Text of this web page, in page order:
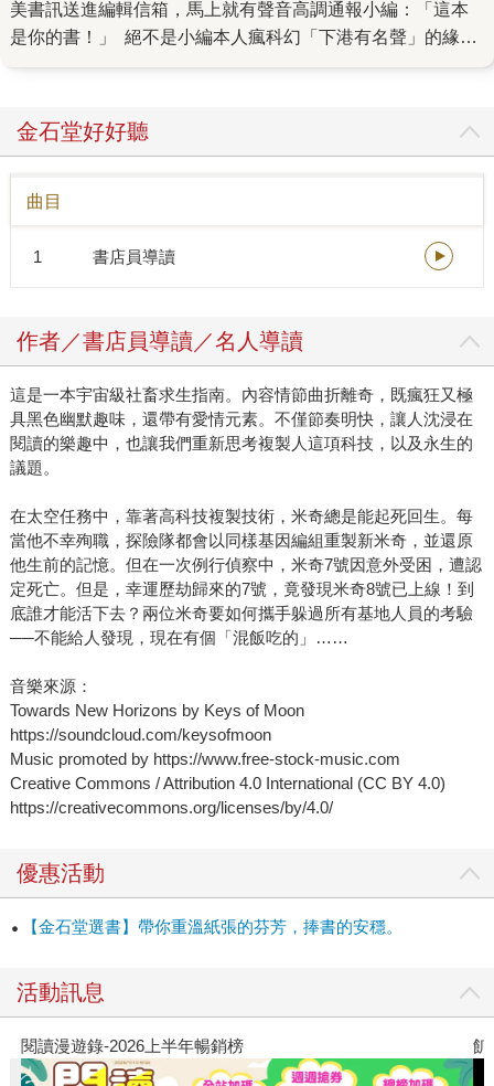
美書訊送進編輯信箱，馬上就有聲音高調通報小編：「這本
是你的書！」 絕不是小編本人瘋科幻「下港有名聲」的緣
人的特質。 他嘴壞，人呆，好事不上門，衰事連環來，這不
光是靠運氣背，而是憑米奇個人特質勝出，讓他一步步從選
錯行的米蟲到無業廢柴，再榮登「誰能比我慘」衛冕者寶
座。 照這麼說，讓他當「消耗工」不也只是剛好？但，真的
是這樣嗎？ 長久以來複製人工具化主題一直是哲學圈熱議焦
點，科技倫理範疇的辯論已經順著科幻出版影視作品滑進閱
《遺落戰境》的複製戰士、《西部世界》供玩家取樂的生物
列印機器人…… 《米奇7號》承接這些作品的叩問，採用富
含黑色幽默的「消耗工」設定，讓讀者隨著故事一層層開展
進入米奇困境，並忍不住自問「良心不會痛」嗎？ 血汗、苦
勞、可拋可棄、免洗勞動力、現代奴工……也跟其他「平庸
的邪惡」一樣，絕對不是某個「惡棍」「邪惡慣老闆」一手
造成的地獄，勢必要靠一層層疊加的作為與不作為讓事態惡
化。至於「米奇」到底會被虐到什麼程度？在2024年奉俊昊
X羅伯派汀森端出全球矚目大片《#Mickey17》之前，務必搶
先讀《米奇7號》，看看作者艾希頓如何創建米奇宇宙（對，
米奇自己就可以有多重宇宙）；看看宇宙衰咖「米奇」如何
死也要活下去；以及邊讀邊預測奉導會如何親手改編這個
金石堂好好聽
曲目
1 書店員導讀
作者／書店員導讀／名人導讀
這是一本宇宙級社畜求生指南。內容情節曲折離奇，既瘋狂又極
具黑色幽默趣味，還帶有愛情元素。不僅節奏明快，讓人沈浸在
閱讀的樂趣中，也讓我們重新思考複製人這項科技，以及永生的
議題。
在太空任務中，靠著高科技複製技術，米奇總是能起死回生。每
當他不幸殉職，探險隊都會以同樣基因編組重製新米奇，並還原
他生前的記憶。但在一次例行偵察中，米奇7號因意外受困，遭認
定死亡。但是，幸運歷劫歸來的7號，竟發現米奇8號已上線！到
底誰才能活下去？兩位米奇要如何攜手躲過所有基地人員的考驗
──不能給人發現，現在有個「混飯吃的」……
音樂來源：
Towards New Horizons by Keys of Moon
https://soundcloud.com/keysofmoon
Music promoted by https://www.free-stock-music.com
Creative Commons / Attribution 4.0 International (CC BY 4.0)
https://creativecommons.org/licenses/by/4.0/
優惠活動
【金石堂選書】帶你重溫紙張的芬芳，捧書的安穩。
活動訊息
閱讀漫遊錄-2026上半年暢銷榜 飢